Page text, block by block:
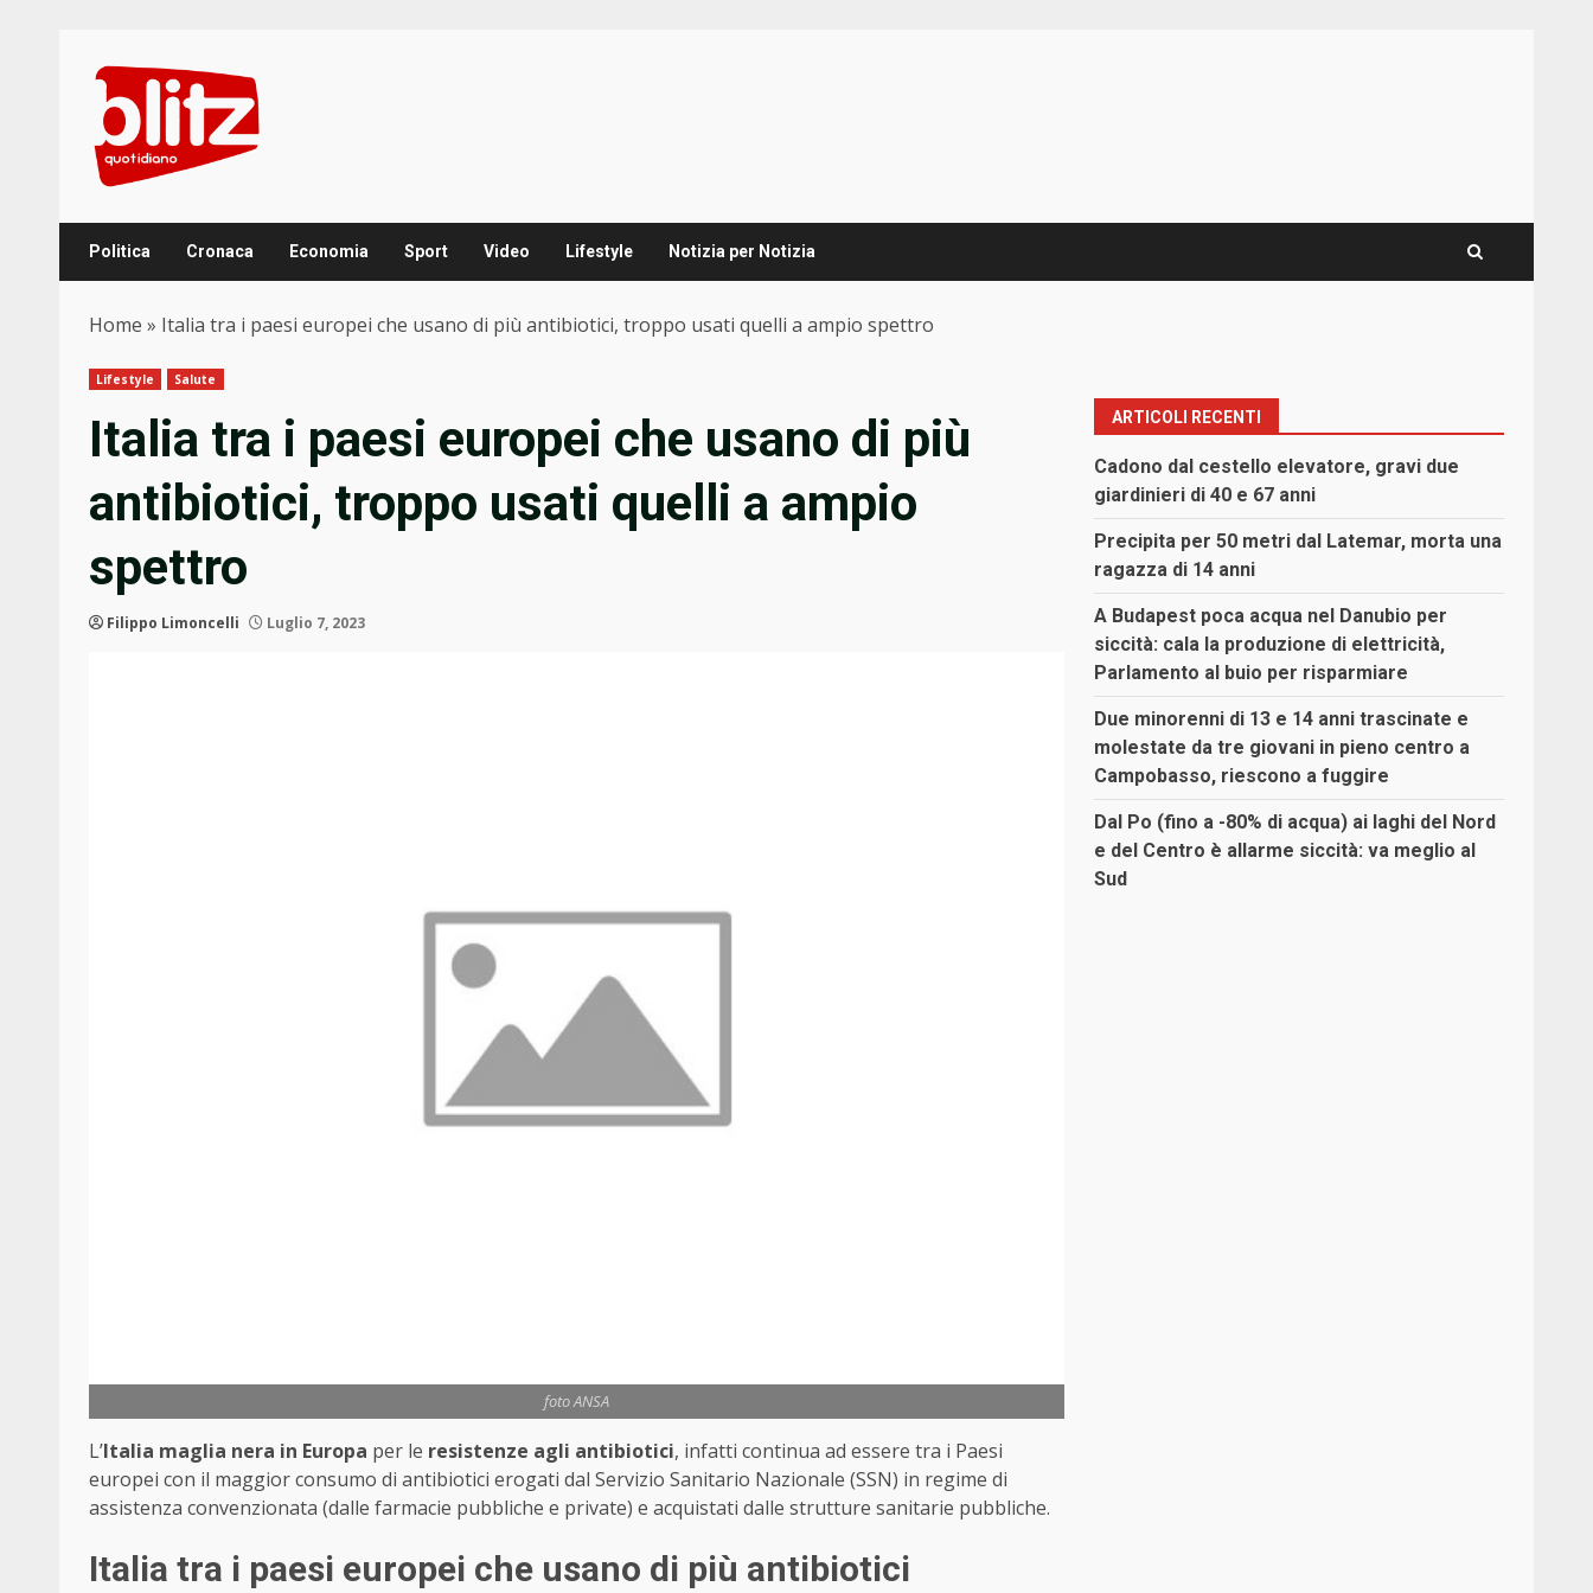
content
Politica Cronaca Economia Sport Video Lifestyle Notizia per Notizia
Home » Italia tra i paesi europei che usano di più antibiotici, troppo usati quelli a ampio spettro
Lifestyle Salute
Italia tra i paesi europei che usano di più
antibiotici, troppo usati quelli a ampio
spettro
Filippo Limoncelli Luglio 7, 2023
foto ANSA
L’Italia maglia nera in Europa per le resistenze agli antibiotici, infatti continua ad essere tra i Paesi
europei con il maggior consumo di antibiotici erogati dal Servizio Sanitario Nazionale (SSN) in regime di
assistenza convenzionata (dalle farmacie pubbliche e private) e acquistati dalle strutture sanitarie pubbliche.
Italia tra i paesi europei che usano di più antibiotici
ARTICOLI RECENTI
Cadono dal cestello elevatore, gravi due
giardinieri di 40 e 67 anni
Precipita per 50 metri dal Latemar, morta una
ragazza di 14 anni
A Budapest poca acqua nel Danubio per
siccità: cala la produzione di elettricità,
Parlamento al buio per risparmiare
Due minorenni di 13 e 14 anni trascinate e
molestate da tre giovani in pieno centro a
Campobasso, riescono a fuggire
Dal Po (fino a -80% di acqua) ai laghi del Nord
e del Centro è allarme siccità: va meglio al
Sud